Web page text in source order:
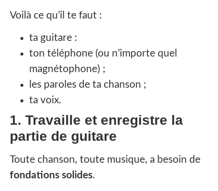
Voilà ce qu’il te faut :
ta guitare :
ton téléphone (ou n’importe quel
magnétophone) ;
les paroles de ta chanson ;
ta voix.
1. Travaille et enregistre la
partie de guitare
Toute chanson, toute musique, a besoin de
fondations solides.